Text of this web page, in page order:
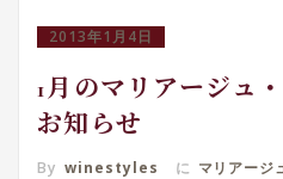
2013年1月4日
1月のマリアージュ
お知らせ
By winestyles に マリアージ